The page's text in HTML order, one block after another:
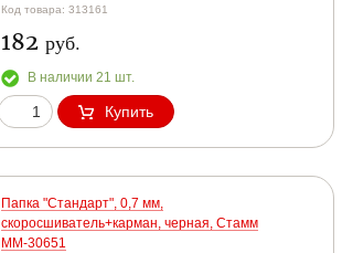
Код товара: 313161
182 руб.
В наличии 21 шт.
Купить
Папка "Стандарт", 0,7 мм,
скоросшиватель+карман, черная, Стамм
ММ-30651